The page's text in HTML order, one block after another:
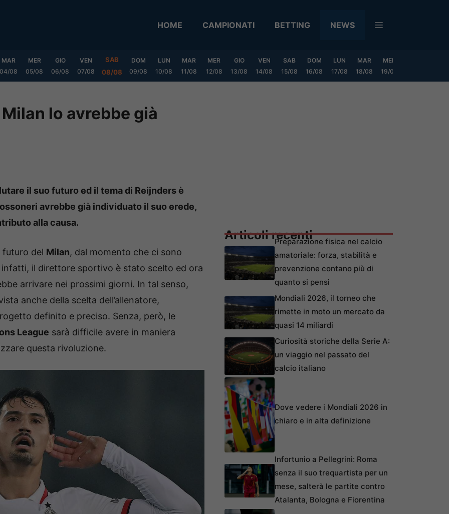
HOME CAMPIONATI BETTING NEWS
MAR
04/08
MER
05/08
GIO
06/08
VEN
07/08
SAB
08/08
DOM
09/08
LUN
10/08
MAR
11/08
MER
12/08
GIO
13/08
VEN
14/08
SAB
15/08
DOM
16/08
LUN
17/08
MAR
18/08
MER
19/08
lo avrebbe già
il suo futuro ed il tema di Reijnders è
avrebbe già individuato il suo erede,
alla causa.
futuro del Milan, dal momento che ci sono
il direttore sportivo è stato scelto ed ora
arrivare nei prossimi giorni. In tal senso,
anche della scelta dell’allenatore,
definito e preciso. Senza, però, le
League sarà difficile avere in maniera
questa rivoluzione.
Articoli recentiPreparazione fisica nel calcio
amatoriale: forza, stabilità e
prevenzione contano più di
quanto si pensi
Mondiali 2026, il torneo che
rimette in moto un mercato da
quasi 14 miliardi
Curiosità storiche della Serie A:
un viaggio nel passato del
calcio italiano
Dove vedere i Mondiali 2026 in
chiaro e in alta definizione
Infortunio a Pellegrini: Roma
senza il suo trequartista per un
mese, salterà le partite contro
Atalanta, Bologna e Fiorentina